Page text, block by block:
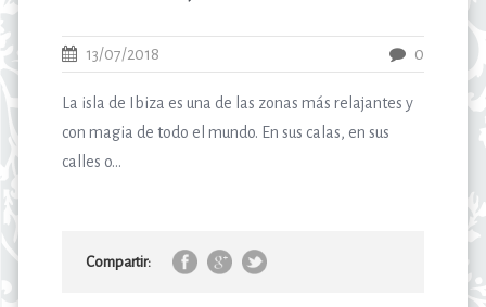
13/07/2018 0
La isla de Ibiza es una de las zonas más relajantes y
con magia de todo el mundo. En sus calas, en sus
calles o...
Compartir: